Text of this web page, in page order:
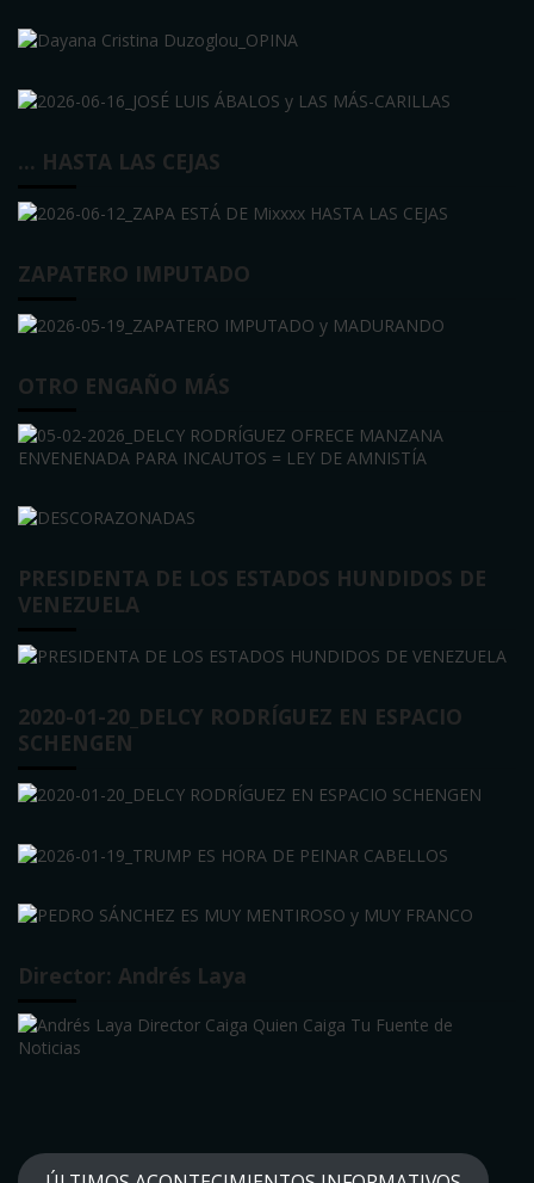
… HASTA LAS CEJAS
ZAPATERO IMPUTADO
OTRO ENGAÑO MÁS
PRESIDENTA DE LOS ESTADOS HUNDIDOS DE
VENEZUELA
2020-01-20_DELCY RODRÍGUEZ EN ESPACIO
SCHENGEN
Director: Andrés Laya